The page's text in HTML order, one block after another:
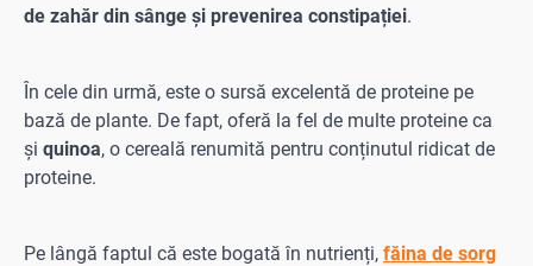
de zahăr din sânge și prevenirea constipației.
În cele din urmă, este o sursă excelentă de proteine pe
bază de plante. De fapt, oferă la fel de multe proteine ca
și quinoa, o cereală renumită pentru conținutul ridicat de
proteine.
Pe lângă faptul că este bogată în nutrienți, făina de sorg